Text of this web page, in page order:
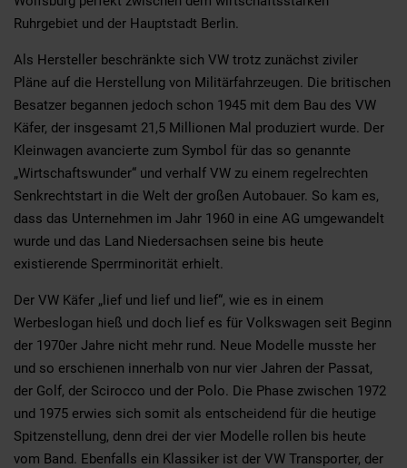
Ruhrgebiet und der Hauptstadt Berlin.
Als Hersteller beschränkte sich VW trotz zunächst ziviler
Pläne auf die Herstellung von Militärfahrzeugen. Die britischen
Besatzer begannen jedoch schon 1945 mit dem Bau des VW
Käfer, der insgesamt 21,5 Millionen Mal produziert wurde. Der
Kleinwagen avancierte zum Symbol für das so genannte
„Wirtschaftswunder“ und verhalf VW zu einem regelrechten
Senkrechtstart in die Welt der großen Autobauer. So kam es,
dass das Unternehmen im Jahr 1960 in eine AG umgewandelt
wurde und das Land Niedersachsen seine bis heute
existierende Sperrminorität erhielt.
Der VW Käfer „lief und lief und lief“, wie es in einem
Werbeslogan hieß und doch lief es für Volkswagen seit Beginn
der 1970er Jahre nicht mehr rund. Neue Modelle musste her
und so erschienen innerhalb von nur vier Jahren der Passat,
der Golf, der Scirocco und der Polo. Die Phase zwischen 1972
und 1975 erwies sich somit als entscheidend für die heutige
Spitzenstellung, denn drei der vier Modelle rollen bis heute
vom Band. Ebenfalls ein Klassiker ist der VW Transporter, der